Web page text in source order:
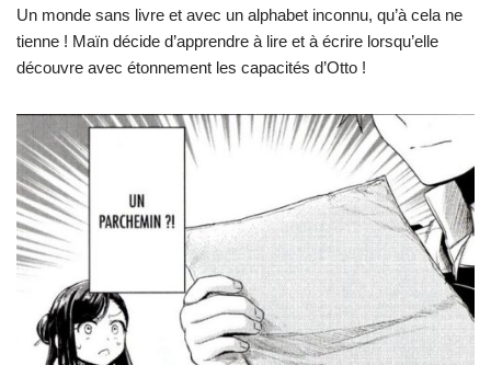
Un monde sans livre et avec un alphabet inconnu, qu’à cela ne
tienne ! Maïn décide d’apprendre à lire et à écrire lorsqu’elle
découvre avec étonnement les capacités d’Otto !